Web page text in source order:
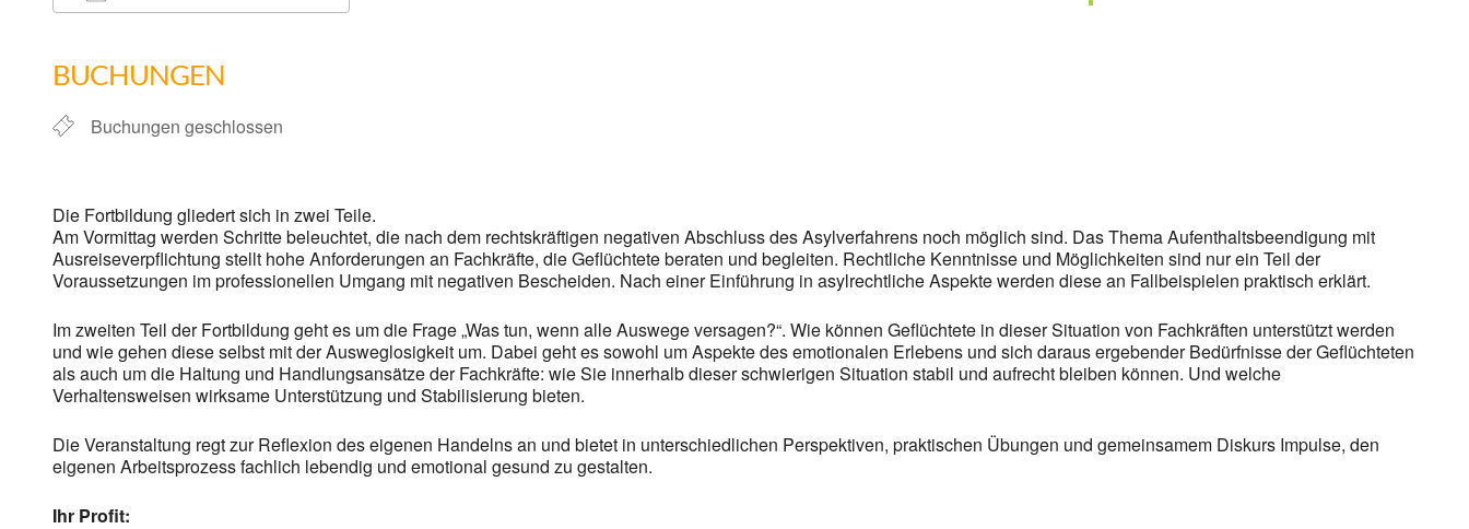
BUCHUNGEN
Buchungen geschlossen
Die Fortbildung gliedert sich in zwei Teile.
Am Vormittag werden Schritte beleuchtet, die nach dem rechtskräftigen negativen Abschluss des Asylverfahrens noch möglich sind. Das Thema Aufenthaltsbeendigung mit
Ausreiseverpflichtung stellt hohe Anforderungen an Fachkräfte, die Geflüchtete beraten und begleiten. Rechtliche Kenntnisse und Möglichkeiten sind nur ein Teil der
Voraussetzungen im professionellen Umgang mit negativen Bescheiden. Nach einer Einführung in asylrechtliche Aspekte werden diese an Fallbeispielen praktisch erklärt.
Im zweiten Teil der Fortbildung geht es um die Frage „Was tun, wenn alle Auswege versagen?“. Wie können Geflüchtete in dieser Situation von Fachkräften unterstützt werden
und wie gehen diese selbst mit der Ausweglosigkeit um. Dabei geht es sowohl um Aspekte des emotionalen Erlebens und sich daraus ergebender Bedürfnisse der Geflüchteten
als auch um die Haltung und Handlungsansätze der Fachkräfte: wie Sie innerhalb dieser schwierigen Situation stabil und aufrecht bleiben können. Und welche
Verhaltensweisen wirksame Unterstützung und Stabilisierung bieten.
Die Veranstaltung regt zur Reflexion des eigenen Handelns an und bietet in unterschiedlichen Perspektiven, praktischen Übungen und gemeinsamem Diskurs Impulse, den
eigenen Arbeitsprozess fachlich lebendig und emotional gesund zu gestalten.
Ihr Profit: